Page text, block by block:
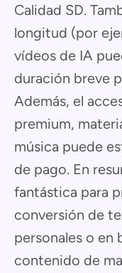
Calidad SD.
longitud (por
vídeos de IA
duración breve
Además, el
premium,
música puede
de pago. En
fantástica para
conversión de
personales o en
contenido de